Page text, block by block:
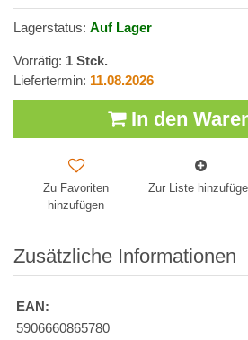
Lagerstatus: Auf Lager
Vorrätig: 1 Stck.
Liefertermin: 11.08.2026
In den
Zu Favoriten
hinzufügen
Zur Liste
Zusätzliche Informationen
EAN:
5906660865780